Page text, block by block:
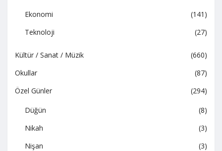
Ekonomi
(141)
Teknoloji
(27)
Kültür / Sanat / Müzik
(660)
Okullar
(87)
Özel Günler
(294)
Düğün
(8)
Nikah
(3)
Nişan
(3)